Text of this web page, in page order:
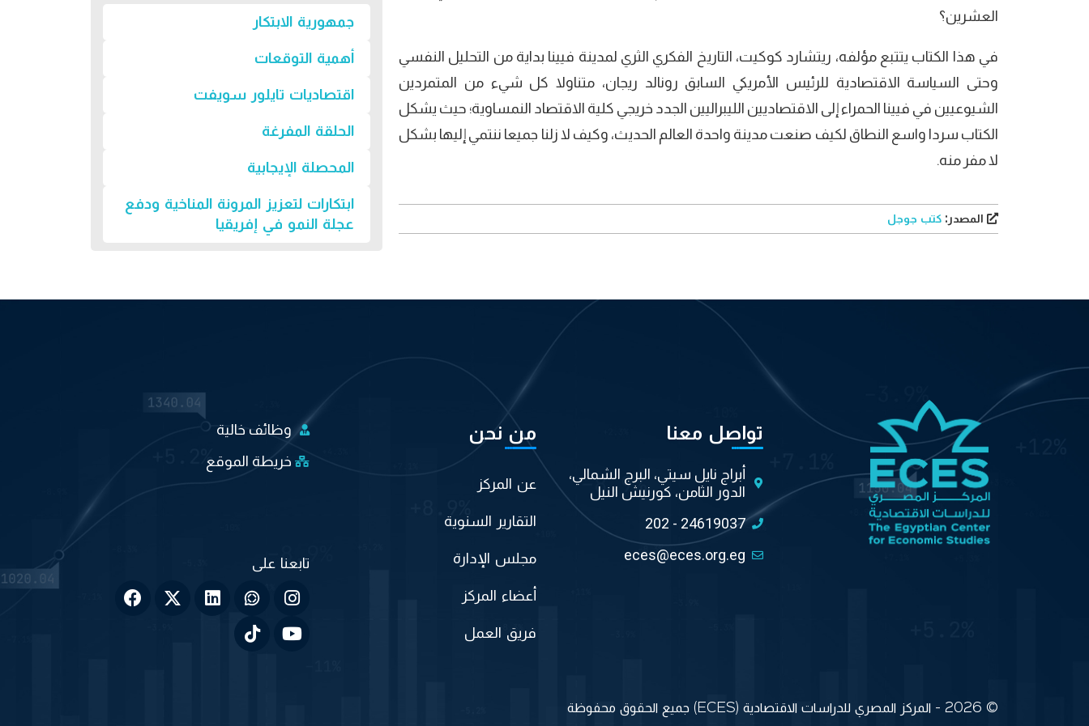
العشرين؟
في هذا الكتاب يتتبع مؤلفه، ريتشارد كوكيت، التاريخ الفكري الثري لمدينة فيينا بداية من التحليل النفسي
وحتى السياسة الاقتصادية للرئيس الأمريكي السابق رونالد ريجان، متناولا كل شيء من المتمردين
الشيوعيين في فيينا الحمراء إلى الاقتصاديين الليبراليين الجدد خريجي كلية الاقتصاد النمساوية؛ حيث يشكل
الكتاب سردا واسع النطاق لكيف صنعت مدينة واحدة العالم الحديث، وكيف لا زلنا جميعا ننتمي إليها بشكل
لا مفر منه.
المصدر: كتب جوجل
جمهورية الابتكار
أهمية التوقعات
اقتصاديات تايلور سويفت
الحلقة المفرغة
المحصلة الإيجابية
ابتكارات لتعزيز المرونة المناخية ودفع
عجلة النمو في إفريقيا
تواصل معنا
أبراج نايل سيتي، البرج الشمالي،
الدور الثامن، كورنيش النيل
202 - 24619037
eces@eces.org.eg
من نحن
عن المركز
التقارير السنوية
مجلس الإدارة
أعضاء المركز
فريق العمل
وظائف خالية
خريطة الموقع
© 2026 - المركز المصري للدراسات الاقتصادية (ECES) جميع الحقوق محفوظة